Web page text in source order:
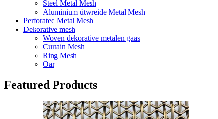
Steel Metal Mesh
Aluminium útwreide Metal Mesh
Perforated Metal Mesh
Dekorative mesh
Woven dekorative metalen gaas
Curtain Mesh
Ring Mesh
Oar
Featured Products